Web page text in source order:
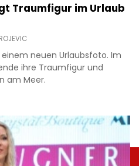
Traumfigur im Urlaub
neuen Urlaubsfoto. Im
ihre Traumfigur und
am Meer.